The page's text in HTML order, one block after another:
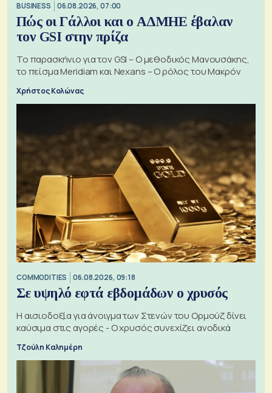
BUSINESS 06.08.2026, 07:00
Πώς οι Γάλλοι και ο ΑΔΜΗΕ έβαλαν
τον GSI στην πρίζα
Το παρασκήνιο για τον GSI – Ο μεθοδικός Μανουσάκης,
το πείσμα Meridiam και Nexans – Ο ρόλος του Μακρόν
Χρήστος Κολώνας
COMMODITIES 06.08.2026, 09:18
Σε υψηλό εφτά εβδομάδων ο χρυσός
Η αισιοδοξία για άνοιγμα των Στενών του Ορμούζ δίνει
καύσιμα στις αγορές - Ο χρυσός συνεχίζει ανοδικά
Τζούλη Καλημέρη